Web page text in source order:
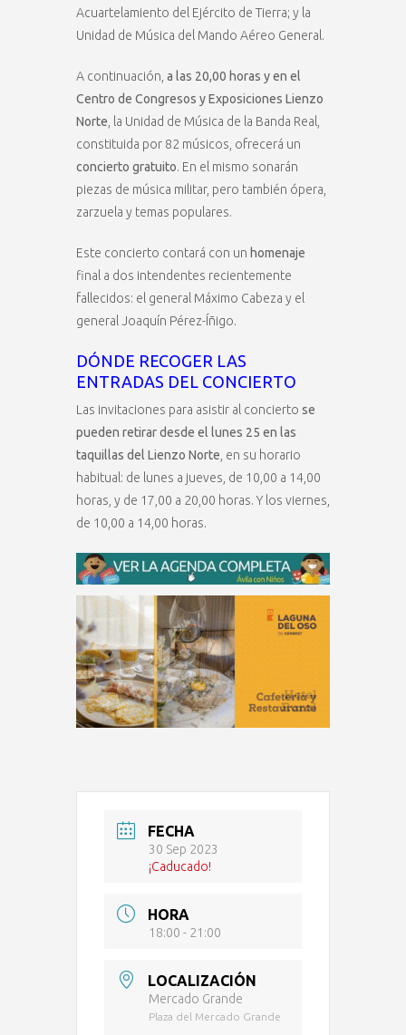
Acuartelamiento del Ejército de Tierra; y la
Unidad de Música del Mando Aéreo General.
A continuación, a las 20,00 horas y en el
Centro de Congresos y Exposiciones Lienzo
Norte, la Unidad de Música de la Banda Real,
constituida por 82 músicos, ofrecerá un
concierto gratuito. En el mismo sonarán
piezas de música militar, pero también ópera,
zarzuela y temas populares.
Este concierto contará con un homenaje
final a dos intendentes recientemente
fallecidos: el general Máximo Cabeza y el
general Joaquín Pérez-Íñigo.
DÓNDE RECOGER LAS
ENTRADAS DEL CONCIERTO
Las invitaciones para asistir al concierto se
pueden retirar desde el lunes 25 en las
taquillas del Lienzo Norte, en su horario
habitual: de lunes a jueves, de 10,00 a 14,00
horas, y de 17,00 a 20,00 horas. Y los viernes,
de 10,00 a 14,00 horas.
FECHA
30 Sep 2023
¡Caducado!
HORA
18:00 - 21:00
LOCALIZACIÓN
Mercado Grande
Plaza del Mercado Grande